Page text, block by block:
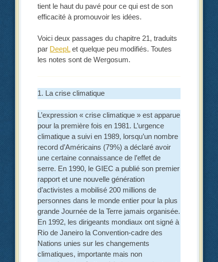
tient le haut du pavé pour ce qui est de son
efficacité à promouvoir les idées.
Voici deux passages du chapitre 21, traduits
par DeepLet quelque peu modifiés. Toutes
les notes sont de Wergosum.
1. La crise climatique
L’expression « crise climatique » est apparue
pour la première fois en 1981. L’urgence
climatique a suivi en 1989, lorsqu’un nombre
record d’Américains (79%) a déclaré avoir
une certaine connaissance de l’effet de
serre. En 1990, le GIEC a publié son premier
rapport et une nouvelle génération
d’activistes a mobilisé 200 millions de
personnes dans le monde entier pour la plus
grande Journée de la Terre jamais organisée.
En 1992, les dirigeants mondiaux ont signé à
Rio de Janeiro la Convention-cadre des
Nations unies sur les changements
climatiques, importante mais non